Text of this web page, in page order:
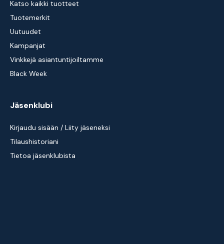
Katso kaikki tuotteet
Tuotemerkit
Uutuudet
Kampanjat
Vinkkejä asiantuntijoiltamme
Black Week
Jäsenklubi
Kirjaudu sisään / Liity jäseneksi
Tilaushistoriani
Tietoa jäsenklubista